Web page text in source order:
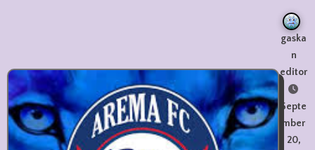
gaska
n
editor
Septe
mber
20,